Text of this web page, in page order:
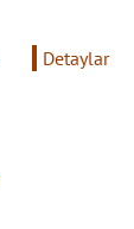
Detaylar